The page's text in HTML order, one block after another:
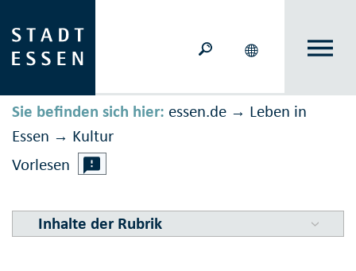
Sie befinden sich hier: essen.de → Leben in
Essen → Kultur
Vorlesen
Inhalte der Rubrik